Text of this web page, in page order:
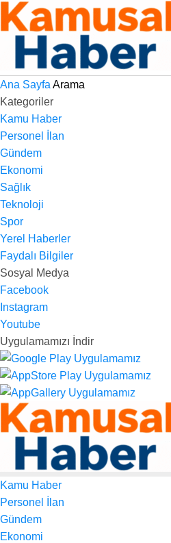
Ana Sayfa Arama
Kategoriler
Kamu Haber
Personel İlan
Gündem
Ekonomi
Sağlık
Teknoloji
Spor
Yerel Haberler
Faydalı Bilgiler
Sosyal Medya
Facebook
Instagram
Youtube
Uygulamamızı İndir
Kamu Haber
Personel İlan
Gündem
Ekonomi